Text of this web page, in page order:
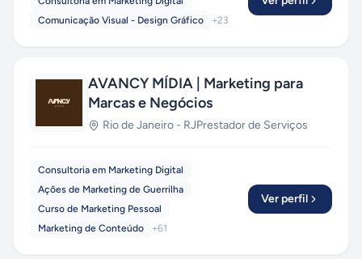
Comunicação Visual - Design Gráfico
+23
AVANCY MÍDIA | Marketing para
Marcas e Negócios
Rio de Janeiro - RJPrestador de Serviços
Consultoria em Marketing Digital
Ações de Marketing de Guerrilha
Curso de Marketing Pessoal
Marketing de Conteúdo
+61
Ver perfil